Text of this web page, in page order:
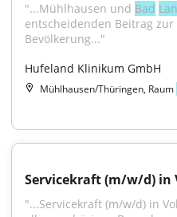
"...Mühlhausen und Bad
entscheidenden Beitrag
Bevölkerung..."
Hufeland Klinikum GmbH
Mühlhausen/Thüringen, Raum
Servicekraft (m/w/d) in
"...Servicekraft (m/w/d) in